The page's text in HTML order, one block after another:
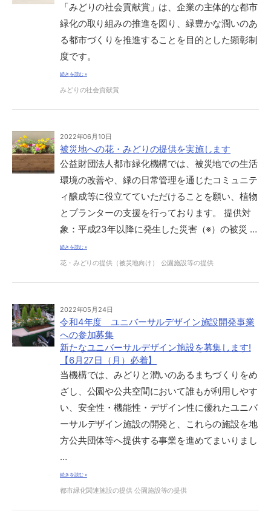
「みどりの社会貢献賞」は、企業の主体的な都市
緑化の取り組みの推進を図り、緑豊かな潤いのあ
る都市づくりを推進することを目的とした顕彰制
度です。
続きを読む »
みどりの社会貢献賞
2022年06月10日
被災地への花・みどりの提供を実施します
公益財団法人都市緑化機構では、被災地での生活
環境の改善や、緑の日常管理を通じたコミュニテ
ィ醸成等に役立てていただけることを願い、植物
とプランターの支援を行っております。 提供対
象：平成23年以降に発生した災害（※）の被災 …
続きを読む »
花・みどりの提供（被災地向け） 公園施設等の提供
2022年05月24日
令和4年度 ユニバーサルデザイン施設開発事業
への参加募集
新たなユニバーサルデザイン施設を募集します!
【6月27日（月）必着】
当機構では、みどりと潤いのあるまちづくりをめ
ざし、公園や公共空間において誰もが利用しやす
い、安全性・機能性・デザイン性に優れたユニバ
ーサルデザイン施設の開発と、これらの施設を地
方公共団体等へ提供する事業を進めてまいりまし
…
続きを読む »
都市緑化関連施設の提供 公園施設等の提供